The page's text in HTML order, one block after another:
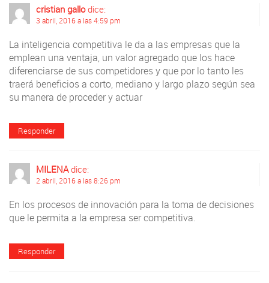
cristian gallo dice:
3 abril, 2016 a las 4:59 pm
La inteligencia competitiva le da a las empresas que la
emplean una ventaja, un valor agregado que los hace
diferenciarse de sus competidores y que por lo tanto les
traerá beneficios a corto, mediano y largo plazo según sea
su manera de proceder y actuar
Responder
MILENA dice:
2 abril, 2016 a las 8:26 pm
En los procesos de innovación para la toma de decisiones
que le permita a la empresa ser competitiva.
Responder